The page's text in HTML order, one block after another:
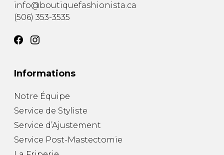
info@boutiquefashionista.ca
(506) 353-3535
Informations
Notre Équipe
Service de Styliste
Service d’Ajustement
Service Post-Mastectomie